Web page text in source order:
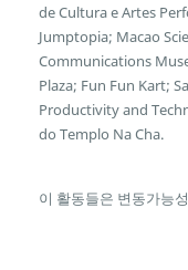
de Cultura e Artes
Jumptopia; Macao
Communications
Plaza; Fun Fun Kart;
Productivity and
do Templo Na Cha.
이 활동들은 변동가능